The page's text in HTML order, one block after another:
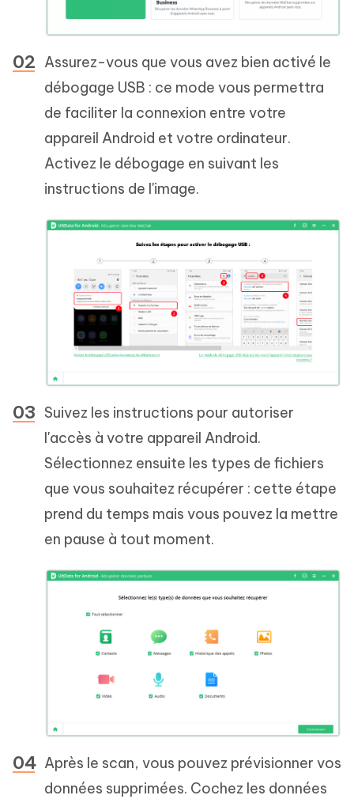
Assurez-vous que vous avez bien activé le
débogage USB : ce mode vous permettra
de faciliter la connexion entre votre
appareil Android et votre ordinateur.
Activez le débogage en suivant les
instructions de l'image.
Suivez les instructions pour autoriser
l'accès à votre appareil Android.
Sélectionnez ensuite les types de fichiers
que vous souhaitez récupérer : cette étape
prend du temps mais vous pouvez la mettre
en pause à tout moment.
Après le scan, vous pouvez prévisionner vos
données supprimées. Cochez les données